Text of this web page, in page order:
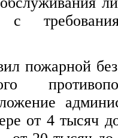
с
пожарной
от 4 тысяч